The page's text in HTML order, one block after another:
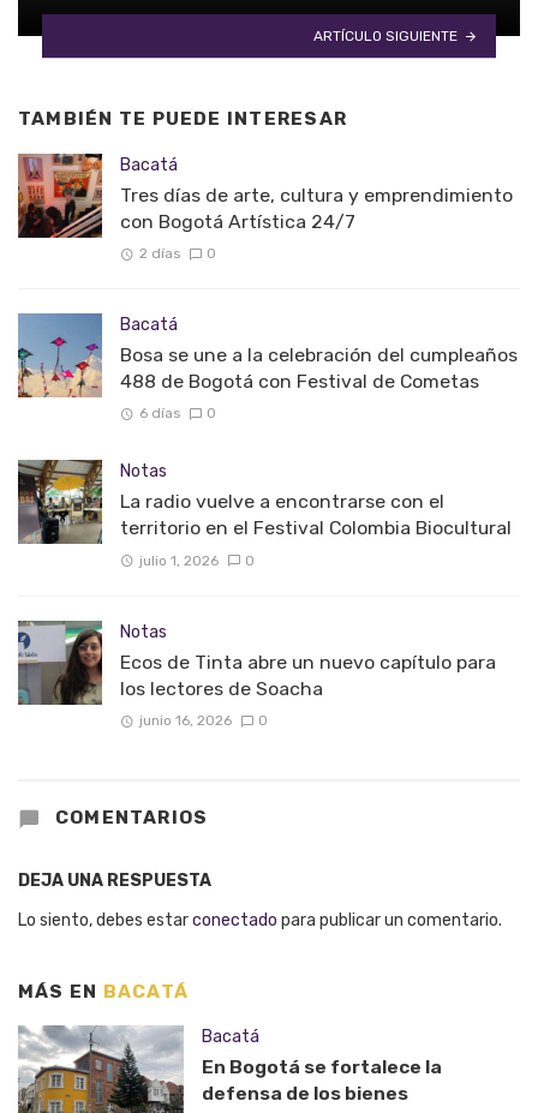
ARTÍCULO SIGUIENTE
TAMBIÉN TE PUEDE INTERESAR
Bacatá
Tres días de arte, cultura y emprendimiento
con Bogotá Artística 24/7
2 días 0
Bacatá
Bosa se une a la celebración del cumpleaños
488 de Bogotá con Festival de Cometas
6 días 0
Notas
La radio vuelve a encontrarse con el
territorio en el Festival Colombia Biocultural
julio 1, 2026 0
Notas
Ecos de Tinta abre un nuevo capítulo para
los lectores de Soacha
junio 16, 2026 0
COMENTARIOS
DEJA UNA RESPUESTA
Lo siento, debes estarconectado para publicar un comentario.
MÁS EN BACATÁ
Bacatá
En Bogotá se fortalece la
defensa de los bienes